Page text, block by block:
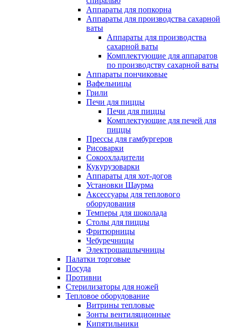
Аппараты для попкорна
Аппараты для производства сахарной
ваты
Аппараты для производства
сахарной ваты
Комплектующие для аппаратов
по производству сахарной ваты
Аппараты пончиковые
Вафельницы
Грили
Печи для пиццы
Печи для пиццы
Комплектующие для печей для
пиццы
Прессы для гамбургеров
Рисоварки
Сокоохладители
Кукурузоварки
Аппараты для хот-догов
Установки Шаурма
Аксессуары для теплового
оборудования
Темперы для шоколада
Столы для пиццы
Фритюрницы
Чебуречницы
Электрошашлычницы
Палатки торговые
Посуда
Противни
Стерилизаторы для ножей
Тепловое оборудование
Витрины тепловые
Зонты вентиляционные
Кипятильники